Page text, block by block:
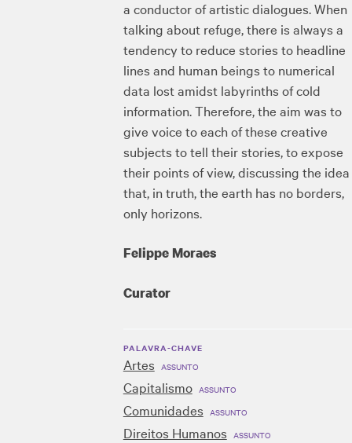
a conductor of artistic dialogues. When
talking about refuge, there is always a
tendency to reduce stories to headline
lines and human beings to numerical
data lost amidst labyrinths of cold
information. Therefore, the aim was to
give voice to each of these creative
subjects to tell their stories, to expose
their points of view, discussing the idea
that, in truth, the earth has no borders,
only horizons.
Felippe Moraes
Curator
PALAVRA-CHAVE
Artes ASSUNTO
Capitalismo ASSUNTO
Comunidades ASSUNTO
Direitos Humanos ASSUNTO